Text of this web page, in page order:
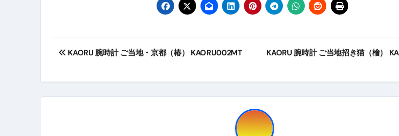
「3秒で整う、新しい栄養補給」 飲むミスト（IN MIST）とは何か──「飲む」とい
【最新】手袋の選び方 完全ガイド｜スマホ対応・防寒・撥水・作業用（ニトリル/
電気カミソリ完全ガイド｜深剃り・肌へのやさしさ・防水・充電方式まで失敗しな
失敗しない「爪切り」完全ガイド：高級クリッパー・ニッパー・電動まで、硬い
投
ナ
KAORU 腕時計 ご当地・京都（椿） KAORU002MT KAORU 腕時計 ご当地招き猫（檜）